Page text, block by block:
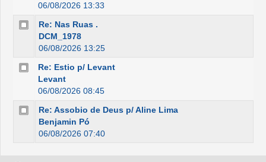
06/08/2026 13:33
Re: Nas Ruas .
DCM_1978
06/08/2026 13:25
Re: Estio p/ Levant
Levant
06/08/2026 08:45
Re: Assobio de Deus p/ Aline Lima
Benjamin Pó
06/08/2026 07:40